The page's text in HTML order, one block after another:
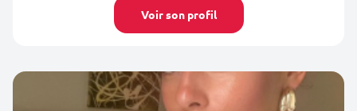
Voir son profil